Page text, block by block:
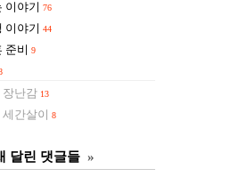
이야기 76
이야기 44
준비 9
장난감 13
세간살이 8
달린 댓글들 »